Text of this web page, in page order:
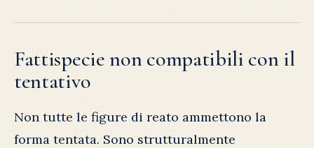
Fattispecie non compatibili con il
tentativo
Non tutte le figure di reato ammettono la
forma tentata. Sono strutturalmente